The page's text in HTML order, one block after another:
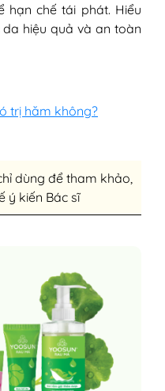
chế tái phát. Hiểu
hiệu quả và an toàn
trị hăm không?
dùng để tham khảo,
ý kiến Bác sĩ